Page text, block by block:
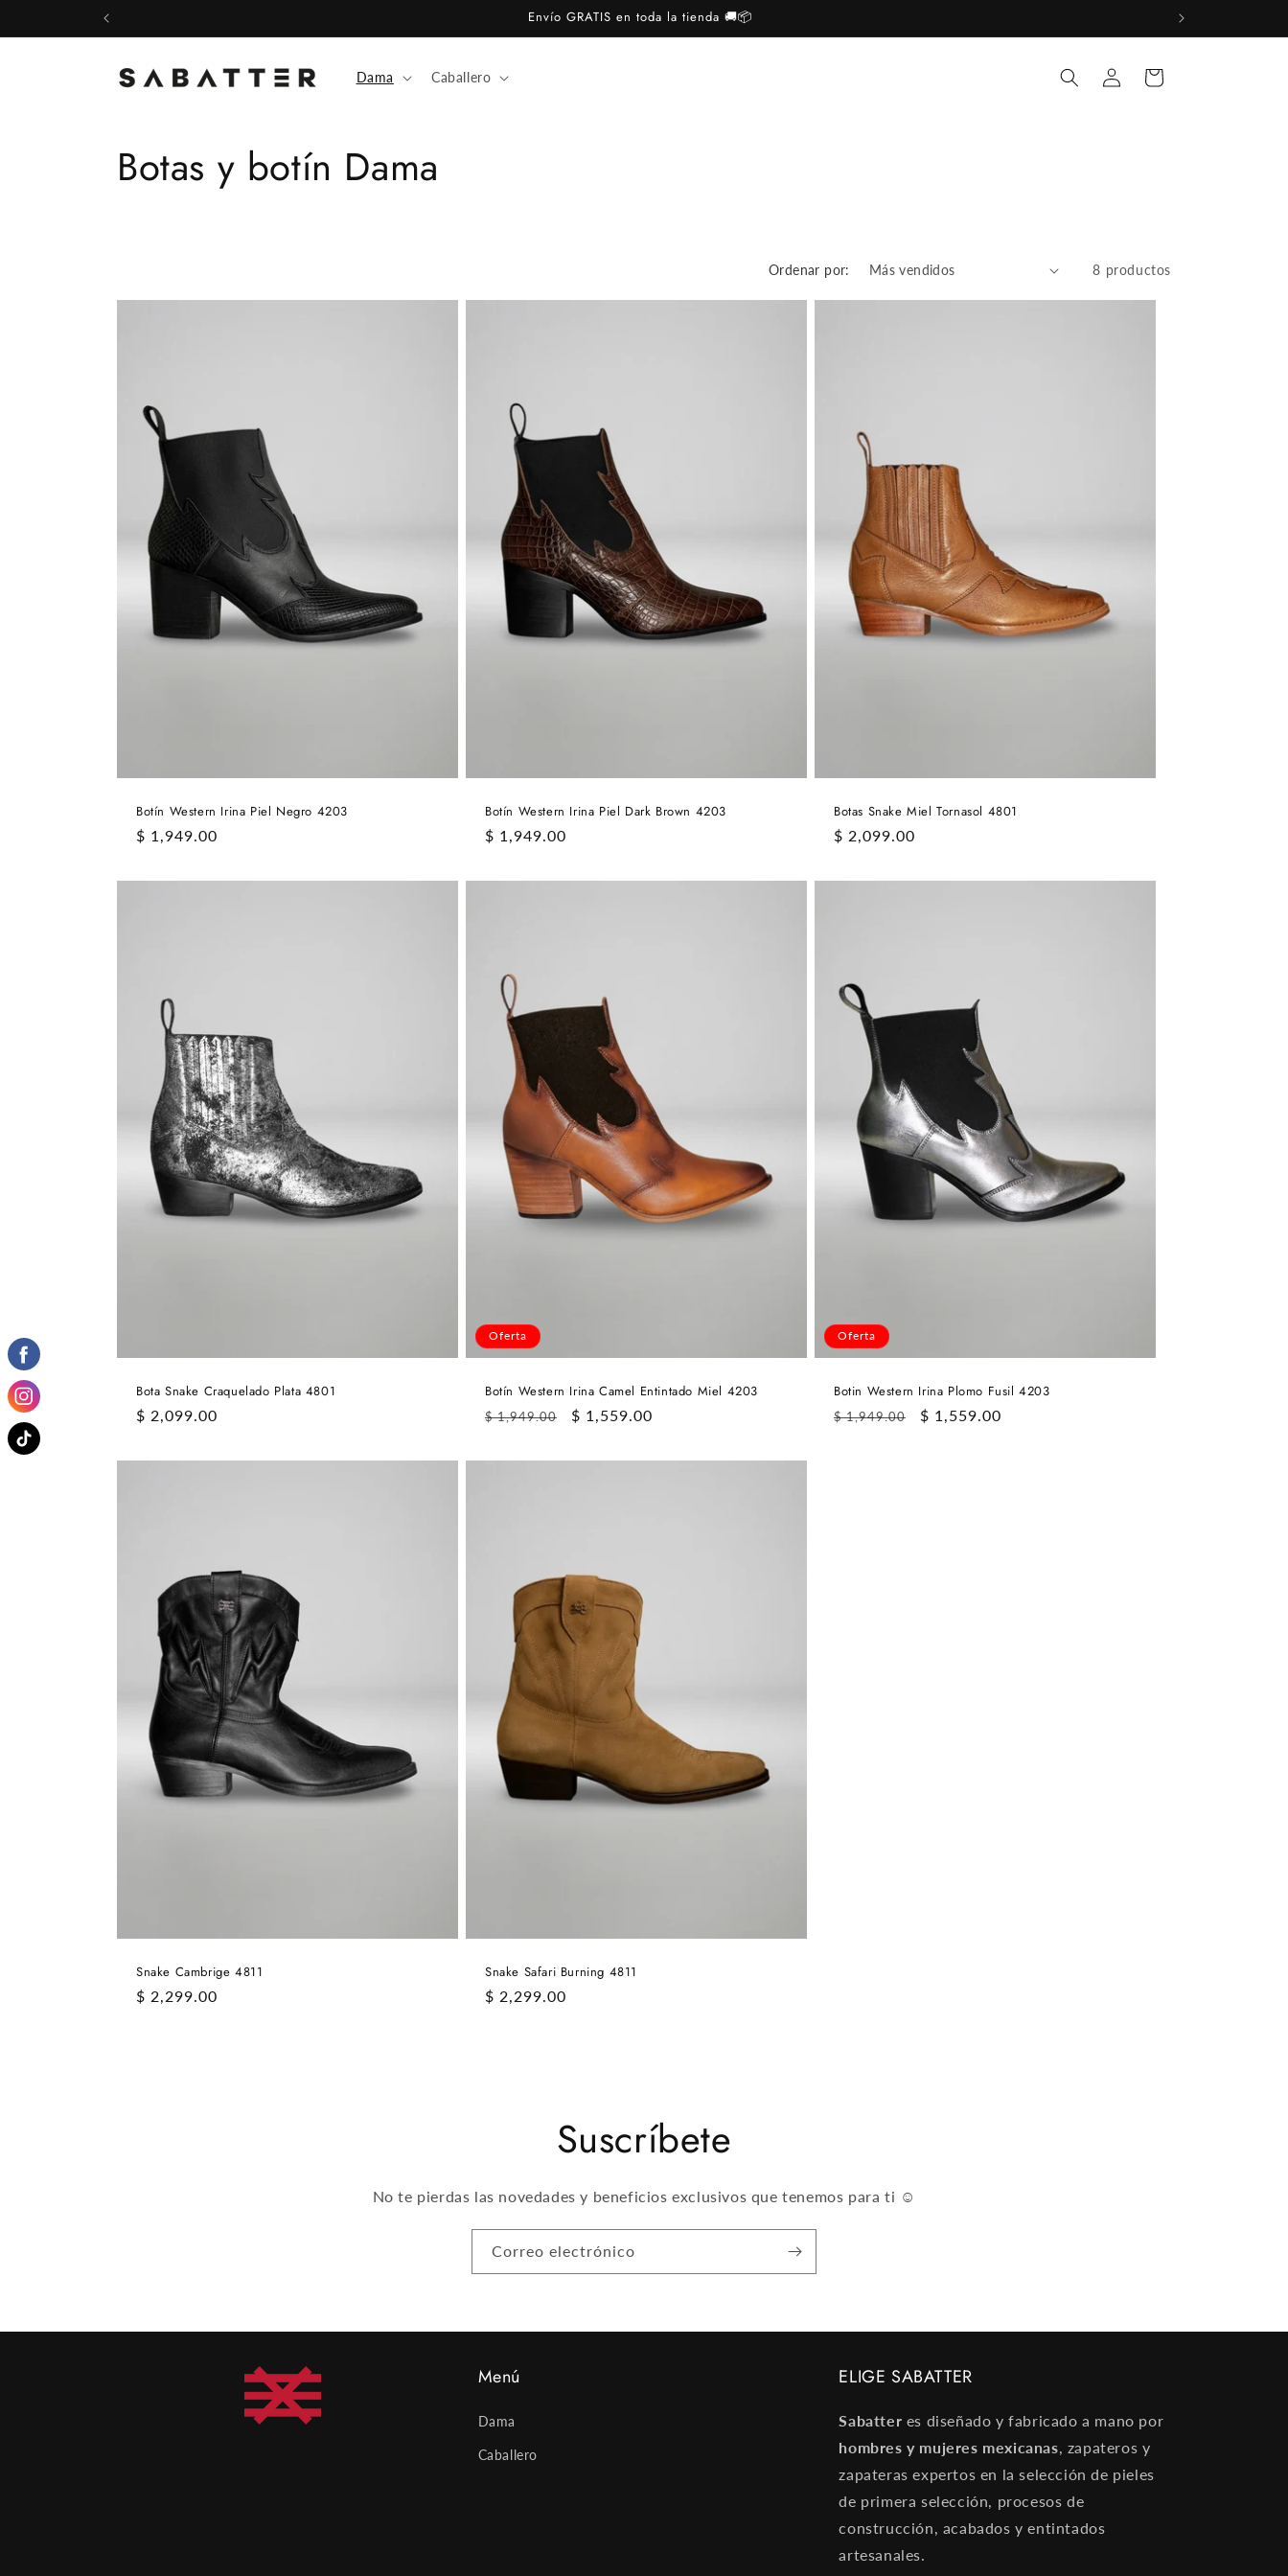
directamente
al contenido
Envío GRATIS en toda la tienda 🚚📦
Dama Caballero
Iniciar
sesión
Carrito
C
e
n
:
Botas y botín Dama
Ordenar por: 8 productos
Botín Western Irina Piel Negro 4203
Precio
$ 1,949.00
Botín Western Irina Piel Dark Brown 4203
Precio
$ 1,949.00
Botas Snake Miel Tornasol 4801
Precio
$ 2,099.00
Bota Snake Craquelado Plata 4801
Precio
$ 2,099.00
Oferta
Botín Western Irina Camel Entintado Miel 4203
Precio
$ 1,949.00
Precio
oferta
$ 1,559.00
Oferta
Botin Western Irina Plomo Fusil 4203
Precio
$ 1,949.00
Precio
$ 1,559.00
Snake Cambrige 4811
Precio
$ 2,299.00
Snake Safari Burning 4811
Precio
$ 2,299.00
Suscríbete
No te pierdas las novedades y beneficios exclusivos que tenemos para ti ☺
Correo electrónico
Menú
Dama
Caballero
ELIGE SABATTER
Sabatter es diseñado y fabricado a mano por
hombres y mujeres mexicanas, zapateros y
zapateras expertos en la selección de pieles
de primera selección, procesos de
construcción, acabados y entintados
artesanales.